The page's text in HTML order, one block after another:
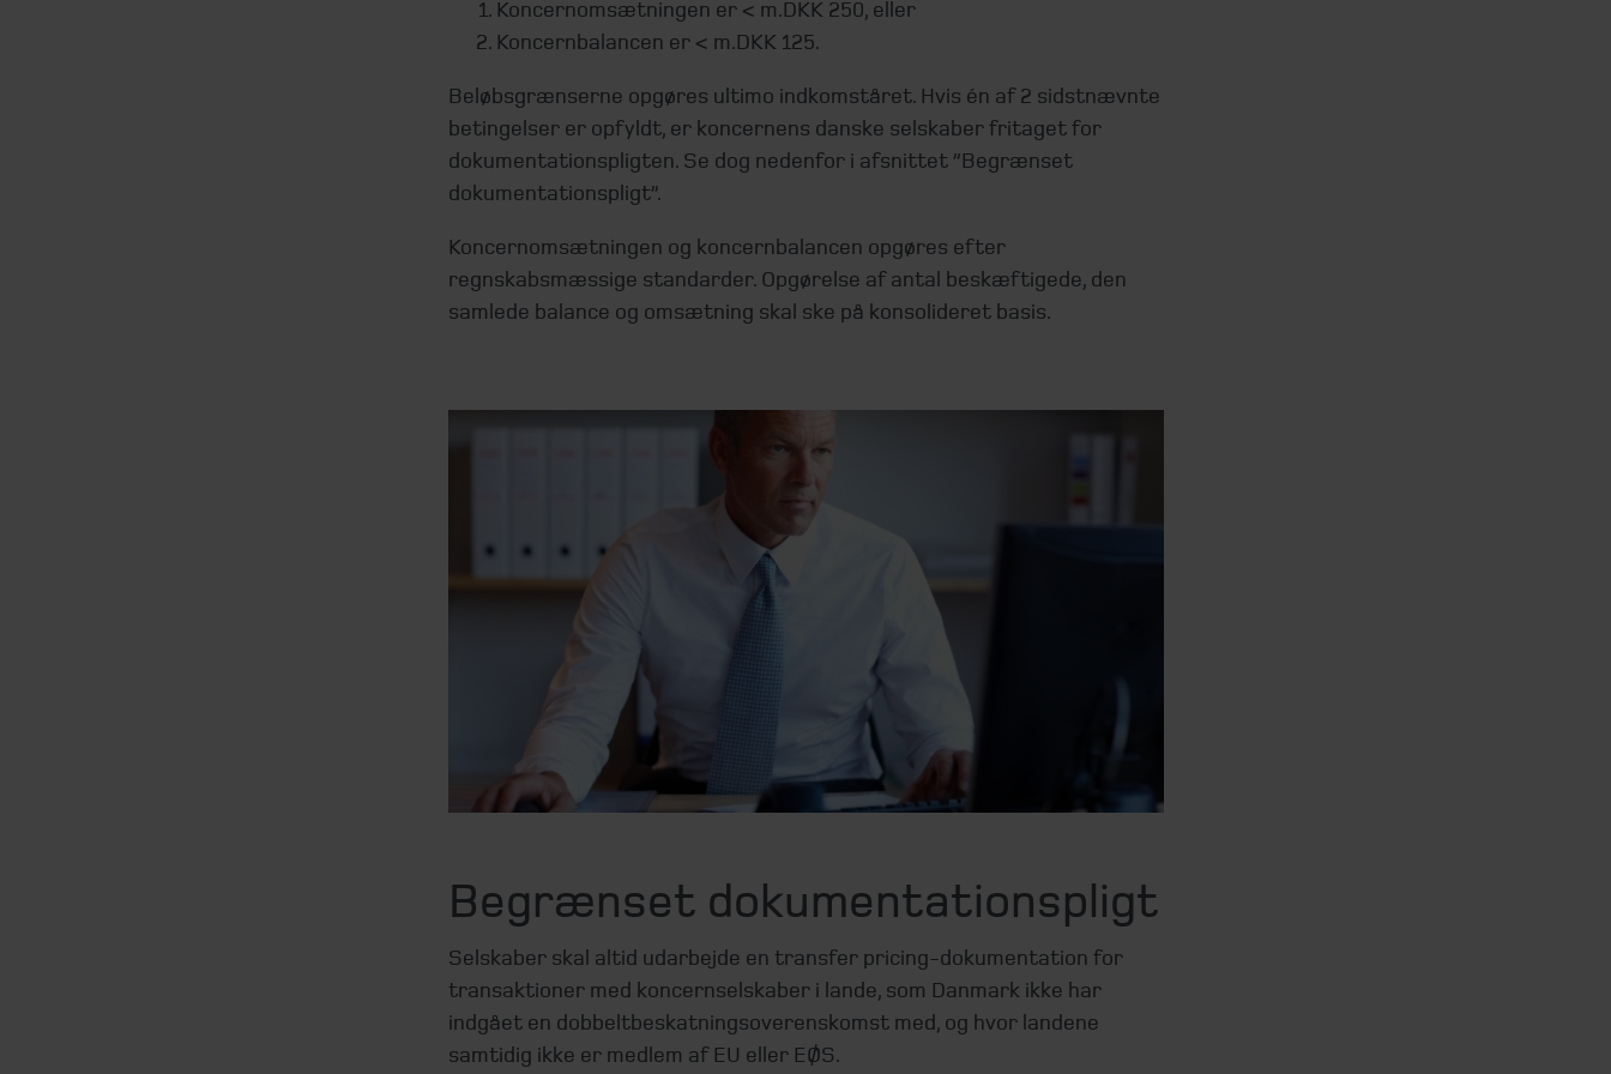
Koncernomsætningen er < m.DKK 250, eller
Koncernbalancen er < m.DKK 125.
Beløbsgrænserne opgøres ultimo indkomståret. Hvis én af 2 sidstnævnte
betingelser er opfyldt, er koncernens danske selskaber fritaget for
dokumentationspligten. Se dog nedenfor i afsnittet ”Begrænset
dokumentationspligt”.
Koncernomsætningen og koncernbalancen opgøres efter
regnskabsmæssige standarder. Opgørelse af antal beskæftigede, den
samlede balance og omsætning skal ske på konsolideret basis.
Begrænset dokumentationspligt
Selskaber skal altid udarbejde en transfer pricing-dokumentation for
transaktioner med koncernselskaber i lande, som Danmark ikke har
indgået en dobbeltbeskatningsoverenskomst med, og hvor landene
samtidig ikke er medlem af EU eller EØS.